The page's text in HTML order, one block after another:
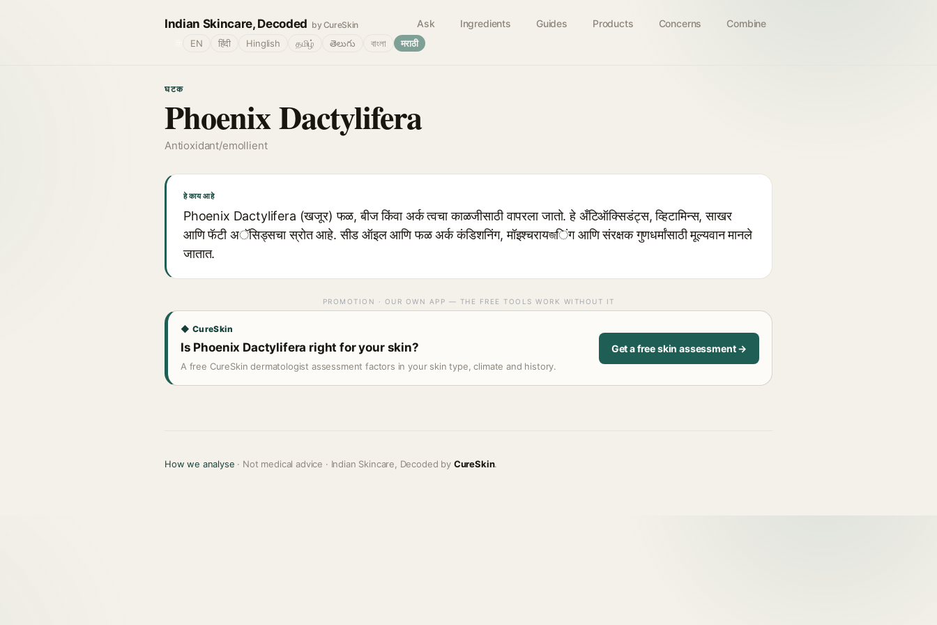
Indian Skincare, Decoded by CureSkin Ask Ingredients Guides Products Concerns Combine
EN हिंदी Hinglish தமிழ் తెలుగు বাংলা मराठी
घटक
Phoenix Dactylifera
Antioxidant/emollient
हे काय आहे
Phoenix Dactylifera (खजूर) फळ, बीज किंवा अर्क त्वचा काळजीसाठी वापरला जातो. हे अँटिऑक्सिडंट्स, व्हिटामिन्स, साखर
आणि फॅटी अॅसिड्सचा स्रोत आहे. सीड ऑइल आणि फळ अर्क कंडिशनिंग, मॉइश्चरायজिंग आणि संरक्षक गुणधर्मांसाठी मूल्यवान मानले
जातात.
PROMOTION · OUR OWN APP — THE FREE TOOLS WORK WITHOUT IT
◆ CureSkin
Is Phoenix Dactylifera right for your skin?
A free CureSkin dermatologist assessment factors in your skin type, climate and history.
Get a free skin assessment →
How we analyse · Not medical advice · Indian Skincare, Decoded by CureSkin.